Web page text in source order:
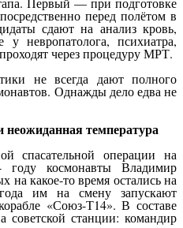
перед полётом в
сдают на анализ кровь,
у невропатолога, психиатра,
через процедуру МРТ.
не всегда дают полного
Однажды дело едва не
температура
спасательной операции на
космонавты Владимир
какое-то время остались на
им на смену запускают
«Союз-Т14». В составе
советской станции: командир